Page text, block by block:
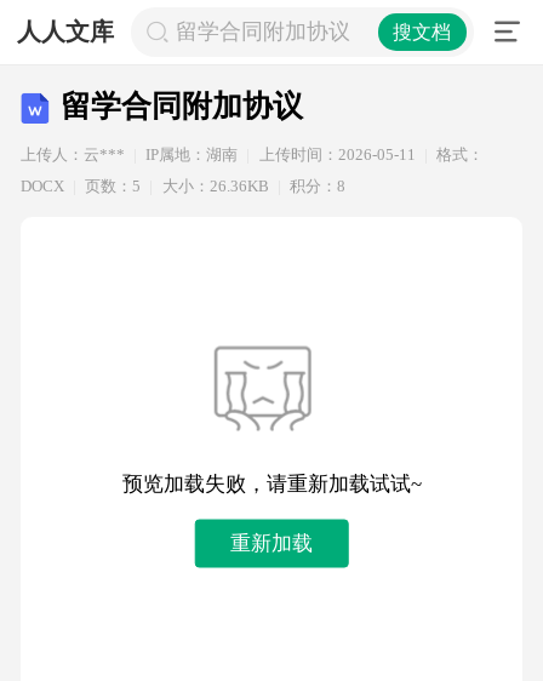
人人文库 留学合同附加协议 搜文档
留学合同附加协议
上传人：云*** IP属地：湖南 上传时间：2026-05-11
格式：
DOCX
页数：5 大小：26.36KB 积分：8
预览加载失败，请重新加载试试~
重新加载